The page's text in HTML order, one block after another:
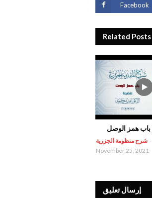
Facebook
Related Posts
شرح منظومة الجزرية -
November 25, 2021
إرسال تعليق